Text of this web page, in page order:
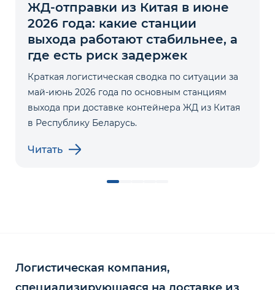
ЖД-отправки из Китая в июне
2026 года: какие станции
выхода работают стабильнее, а
где есть риск задержек
Краткая логистическая сводка по ситуации за
май-июнь 2026 года по основным станциям
выхода при доставке контейнера ЖД из Китая
в Республику Беларусь.
Читать
Логистическая компания,